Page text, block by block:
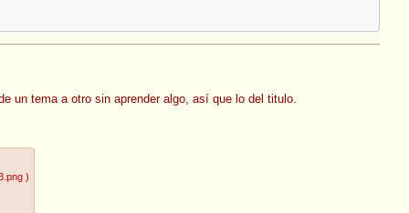
un tema a otro sin aprender algo, así que lo del titulo.
)